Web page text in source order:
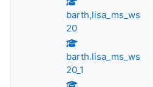
barth,lisa_ms_ws
20
barth.lisa_ms_ws
20_1